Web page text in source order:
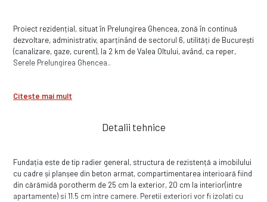
Proiect rezidențial, situat în Prelungirea Ghencea, zonă în continuă
dezvoltare, administrativ, aparținând de sectorul 6, utilități de București
(canalizare, gaze, curent), la 2 km de Valea Oltului, având, ca reper,
Serele Prelungirea Ghencea..
mici dimensiuni, are un regim de înălțime S+P+2E+3 retras, numărând
de liniște, dornici să locuiască într-o comunitate discretă.
Citește mai mult
Detalii tehnice
Fundația este de tip radier general, structura de rezistență a imobilului
cu cadre și planșee din beton armat, compartimentarea interioară fiind
din cărămidă porotherm de 25 cm la exterior, 20 cm la interior(intre
apartamente) si 11.5 cm intre camere. Peretii exteriori vor fi izolati cu